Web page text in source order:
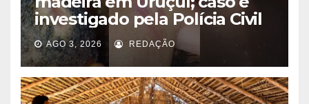
investigado pela Polícia Civil
AGO 3, 2026 REDAÇÃO